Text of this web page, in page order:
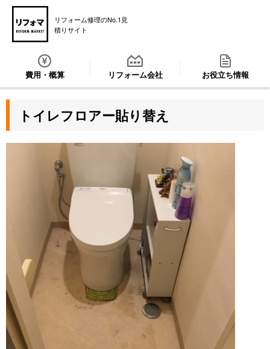
リフォーム修理のNo.1見
積りサイト
費用・概算 リフォーム会社 お役立ち情報
トイレフロアー貼り替え